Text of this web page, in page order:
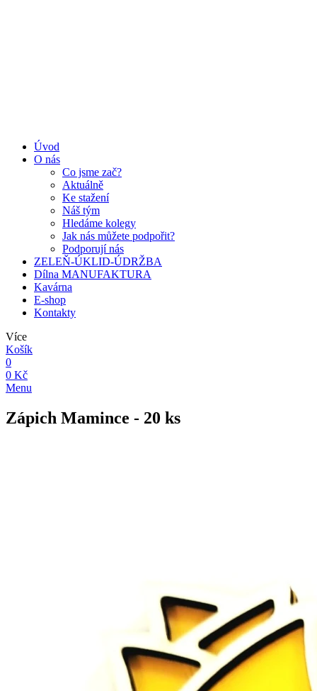
Úvod
O nás
Co jsme zač?
Aktuálně
Ke stažení
Náš tým
Hledáme kolegy
Jak nás můžete podpořit?
Podporují nás
ZELEŇ-ÚKLID-ÚDRŽBA
Dílna MANUFAKTURA
Kavárna
E-shop
Kontakty
Více
Košík
0
0 Kč
Menu
Zápich Mamince - 20 ks